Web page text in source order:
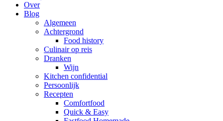
Over
Blog
Algemeen
Achtergrond
Food history
Culinair op reis
Dranken
Wijn
Kitchen confidential
Persoonlijk
Recepten
Comfortfood
Quick & Easy